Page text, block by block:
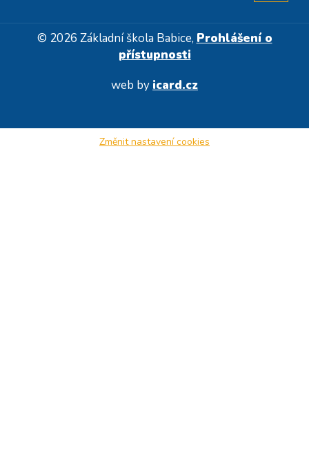
© 2026 Základní škola Babice, Prohlášení o
přístupnosti
web by icard.cz
Změnit nastavení cookies